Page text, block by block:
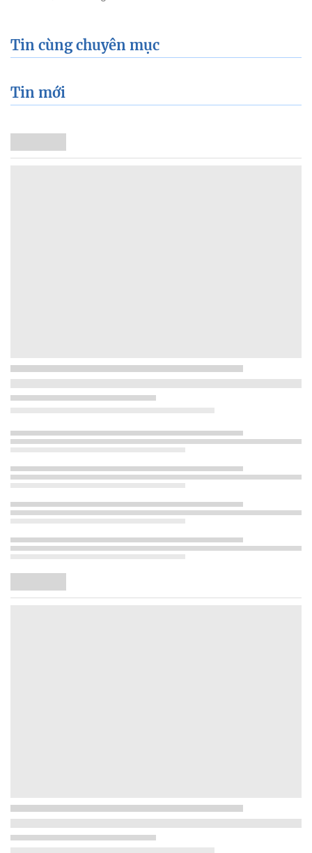
Tin cùng chuyên mục
Tin mới